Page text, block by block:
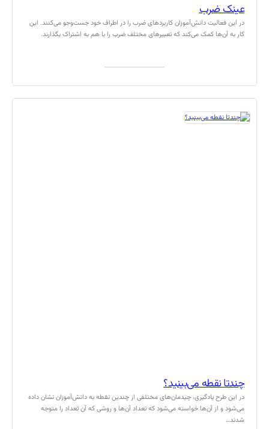
عینک ضرب
در این فعالیت دانش‌آموزان کاربردهای ضرب را در اطراف خود جست‌وجو می‌کنند. این
کار به آن‌ها کمک می‌کند که تعبیرهای مختلف ضرب را با هم به اشتراک بگذارند.
چند‌تا نقطه می‌بینید؟
در این طرح یادگیری، چیدمان‌های مختلفی از چندین نقطه به دانش‌آموزان نشان داده
می‌شود و از آن‌ها خواسته می‌شود که تعداد آن‌ها و روشی که آن تعداد را متوجه
شدند…